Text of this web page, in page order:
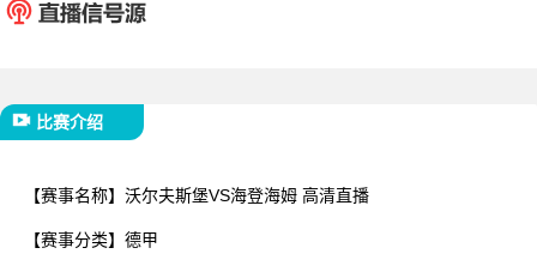
比赛介绍
【赛事名称】 沃尔夫斯堡VS海登海姆 高清直播
【赛事分类】 德甲